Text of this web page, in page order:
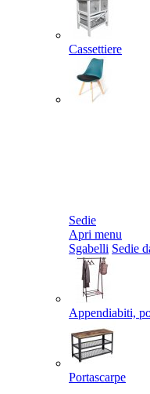
Cassettiere
Sedie
Apri menu
Sgabelli Sedie
Appendiabiti,
Portascarpe